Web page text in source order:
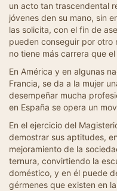
un acto tan trascendental
jóvenes den su mano, sin
las solicita, con el fin de
pueden conseguir por otro
no tiene más carrera que
En América y en algunas
Francia, se da a la mujer
desempeñar mucha
en España se opera un
En el ejercicio del
demostrar sus aptitudes,
mejoramiento de la
ternura, convirtiendo la
doméstico, y en él puede
gérmenes que existen en